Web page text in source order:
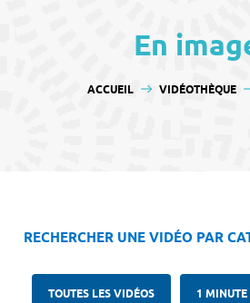
En
VOUS ÊTES ICI :
ACCUEIL VIDÉOTHÈQUE
RECHERCHER UNE VIDÉO PAR
TOUTES LES VIDÉOS 1 MINUTE